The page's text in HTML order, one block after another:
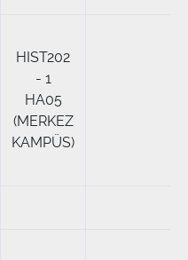
HIST202
- 1
HA05
(MERKEZ
KAMPÜS)